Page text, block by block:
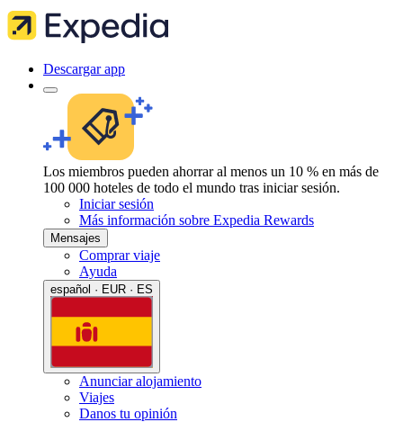
Descargar app
Los miembros pueden ahorrar al menos un 10 % en más de
100 000 hoteles de todo el mundo tras iniciar sesión.
Iniciar sesión
Más información sobre Expedia Rewards
Mensajes
Comprar viaje
Ayuda
español · EUR · ES
Anunciar alojamiento
Viajes
Danos tu opinión